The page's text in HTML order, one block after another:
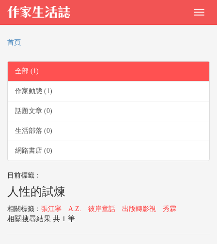
首頁
全部 (1)
作家動態 (1)
話題文章 (0)
生活部落 (0)
網路書店 (0)
目前標籤：
人性的試煉
相關標籤： 張江寧 A.Z. 彼岸童話 出版轉影視 秀霖
相關搜尋結果 共 1 筆